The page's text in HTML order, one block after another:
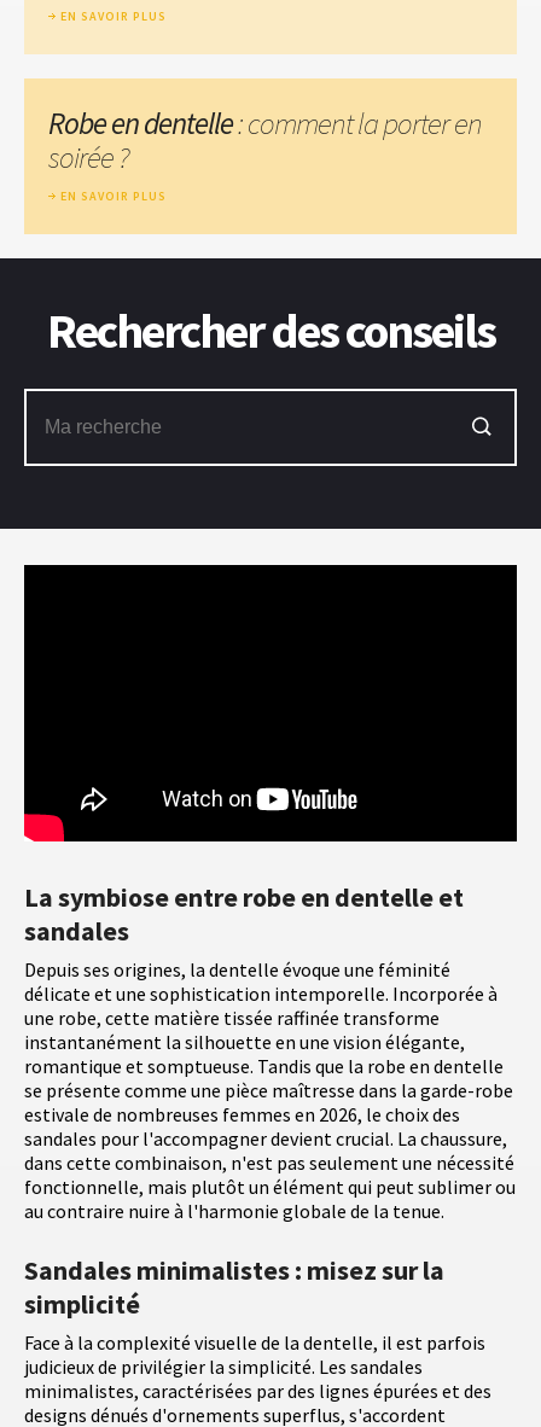
La symbiose entre robe en dentelle et
sandales
Depuis ses origines, la dentelle évoque une féminité
délicate et une sophistication intemporelle. Incorporée à
une robe, cette matière tissée raffinée transforme
instantanément la silhouette en une vision élégante,
romantique et somptueuse. Tandis que la robe en dentelle
se présente comme une pièce maîtresse dans la garde-robe
estivale de nombreuses femmes en 2026, le choix des
sandales pour l'accompagner devient crucial. La chaussure,
dans cette combinaison, n'est pas seulement une nécessité
fonctionnelle, mais plutôt un élément qui peut sublimer ou
au contraire nuire à l'harmonie globale de la tenue.
Sandales minimalistes : misez sur la
simplicité
Face à la complexité visuelle de la dentelle, il est parfois
judicieux de privilégier la simplicité. Les sandales
minimalistes, caractérisées par des lignes épurées et des
designs dénués d'ornements superflus, s'accordent
EN SAVOIR PLUS
Robe en dentelle: comment la porter en
soirée ?
EN SAVOIR PLUS
Rechercher des conseils